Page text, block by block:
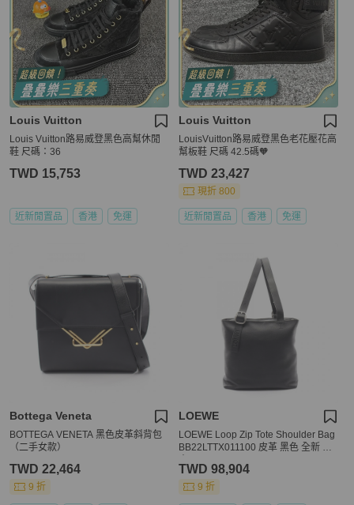
Louis Vuitton
Louis Vuitton路易威登黑色高幫休閒
鞋 尺碼：36
TWD 15,753
近新閒置品 香港 免運
Louis Vuitton
LouisVuitton路易威登黑色老花壓花高
幫板鞋 尺碼 42.5碼🧡
TWD 23,427
現折 800
近新閒置品 香港 免運
Bottega Veneta
BOTTEGA VENETA 黑色皮革斜背包
（二手女款）
TWD 22,464
9 折
LOEWE
LOEWE Loop Zip Tote Shoulder Bag
BB22LTTX011100 皮革 黑色 全新 男
TWD 98,904
9 折